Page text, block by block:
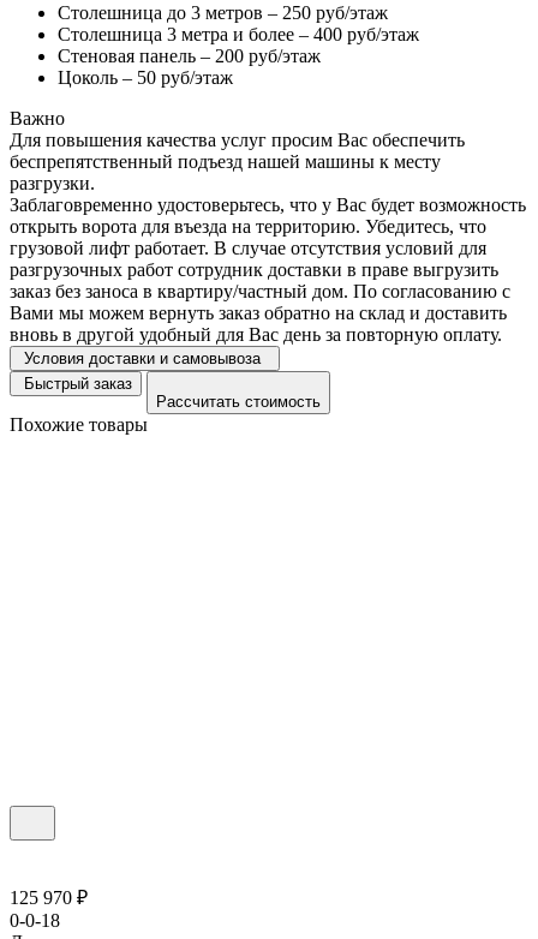
Столешница до 3 метров – 250 руб/этаж
Столешница 3 метра и более – 400 руб/этаж
Стеновая панель – 200 руб/этаж
Цоколь – 50 руб/этаж
Важно
Для повышения качества услуг просим Вас обеспечить
беспрепятственный подъезд нашей машины к месту
разгрузки.
Заблаговременно удостоверьтесь, что у Вас будет возможность
открыть ворота для въезда на территорию. Убедитесь, что
грузовой лифт работает. В случае отсутствия условий для
разгрузочных работ сотрудник доставки в праве выгрузить
заказ без заноса в квартиру/частный дом. По согласованию с
Вами мы можем вернуть заказ обратно на склад и доставить
вновь в другой удобный для Вас день за повторную оплату.
Условия доставки и самовывоза
Быстрый заказ
Рассчитать стоимость
Похожие товары
125 970 ₽
0-0-18